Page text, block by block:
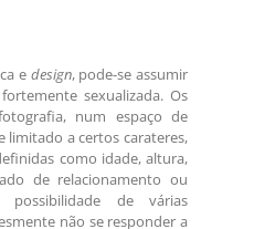
e design, pode-se assumir
fortemente sexualizada. Os
num espaço de
limitado a certos carateres,
como idade, altura,
de relacionamento ou
de várias
não se responder a